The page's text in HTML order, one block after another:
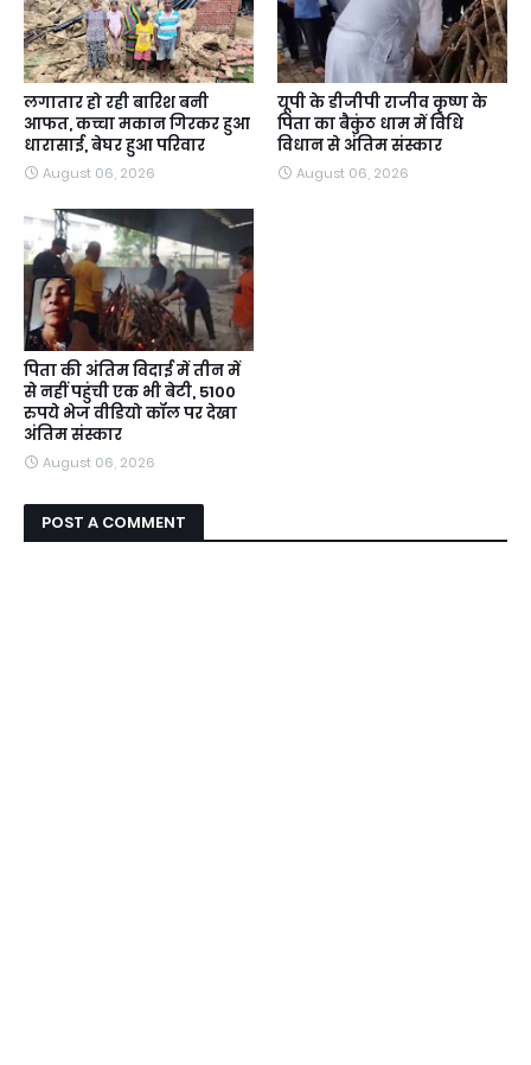
लगातार हो रही बारिश बनी
आफत, कच्चा मकान गिरकर हुआ
धारासाई, बेघर हुआ परिवार
August 06, 2026
यूपी के डीजीपी राजीव कृष्ण के
पिता का बैकुंठ धाम में विधि
विधान से अंतिम संस्कार
August 06, 2026
पिता की अंतिम विदाई में तीन में
से नहीं पहुंची एक भी बेटी, 5100
रुपये भेज वीडियो कॉल पर देखा
अंतिम संस्कार
August 06, 2026
POST A COMMENT